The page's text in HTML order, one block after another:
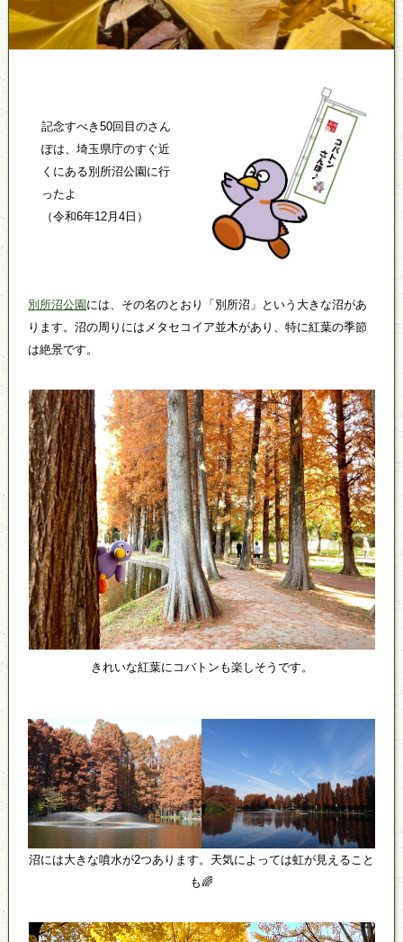
記念すべき50回目のさん
ぽは、埼玉県庁のすぐ近
くにある別所沼公園に行
ったよ
（令和6年12月4日）
別所沼公園 には、その名のとおり「別所沼」という大きな沼があ
ります。沼の周りにはメタセコイア並木があり、特に紅葉の季節
は絶景です。
きれいな紅葉にコバトンも楽しそうです。
沼には大きな噴水が2つあります。天気によっては虹が見えること
も🌈